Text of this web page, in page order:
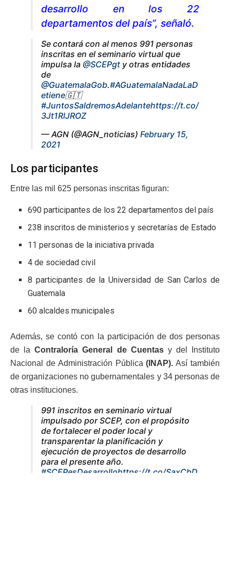
desarrollo en los 22
departamentos del país”, señaló.
Se contará con al menos 991 personas
inscritas en el seminario virtual que
impulsa la @SCEPgt y otras entidades
de
@GuatemalaGob.#AGuatemalaNadaLaD
etiene🇬🇹
#JuntosSaldremosAdelantehttps://t.co/
3Jt1RlJROZ
— AGN (@AGN_noticias) February 15,
2021
Los participantes
Entre las mil 625 personas inscritas figuran:
690 participantes de los 22 departamentos del país
238 inscritos de ministerios y secretarías de Estado
11 personas de la iniciativa privada
4 de sociedad civil
8 participantes de la Universidad de San Carlos de
Guatemala
60 alcaldes municipales
Además, se contó con la participación de dos personas
de laContraloría General de Cuentasy del Instituto
Nacional de Administración Pública(INAP). Así también
de organizaciones no gubernamentales y 34 personas de
otras instituciones.
991 inscritos en seminario virtual
impulsado por SCEP, con el propósito
de fortalecer el poder local y
transparentar la planificación y
ejecución de proyectos de desarrollo
para el presente año.
#SCEPesDesarrollohttps://t.co/SaxCbD